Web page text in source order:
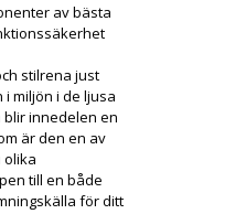
av bästa
stilrena just
miljön i de ljusa
blir innedelen en
är den en av
olika
till en både
för ditt